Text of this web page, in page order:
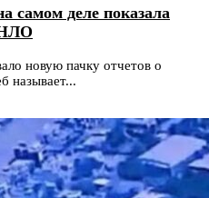
самом деле показала
НЛО
новую пачку отчетов о
называет...